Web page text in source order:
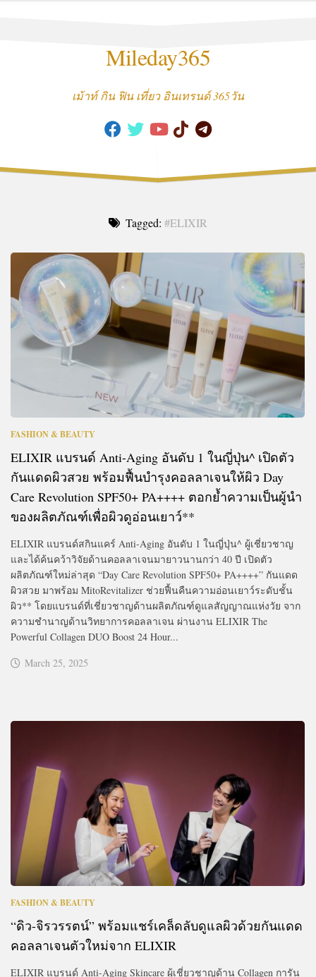
Mileday365
เม้าท์ กิน ฟิน เที่ยว อินเทรนด์ 365วัน
Tagged: #ELIXIR
FASHION & BEAUTY
ELIXIR แบรนด์ Anti-Aging อันดับ 1 ในญี่ปุ่น^ เปิดตัว
กันแดดผิวสวย พร้อมฟื้นบำรุงคอลลาเจนให้ผิว Day
Care Revolution SPF50+ PA++++ ตอกย้ำความเป็นผู้นำ
ของผลิตภัณฑ์เพื่อผิวดูอ่อนเยาว์**
ELIXIR แบรนด์สกินแคร์ Anti-Aging อันดับ 1 ในญี่ปุ่น^ ผู้เชี่ยวชาญ
และได้ค้นคว้าวิจัยด้านคอลลาเจนมายาวนานกว่า 40 ปี เปิดตัว
ผลิตภัณฑ์ใหม่ล่าสุด “Day Care Revolution SPF50+ PA++++” กันแดด
ผิวสวย มาพร้อม MitoRevitalizer ช่วยฟื้นคืนความอ่อนเยาว์ระดับชั้น
ผิว** โดยแบรนด์ที่เชี่ยวชาญด้านผลิตภัณฑ์ดูแลสัญญาณแห่งวัย จาก
ความชำนาญด้านวิทยาการคอลลาเจน ผ่านงาน ELIXIR The
Powerful Collagen DUO Boost 24 Hour...
March 25, 2025
FASHION & BEAUTY
“ดิว-จิรวรรตน์” พร้อมแชร์เคล็ดลับดูแลผิวด้วยกันแดด
คอลลาเจนตัวใหม่จาก ELIXIR
ELIXIR แบรนด์ Anti-Aging Skincare ผู้เชี่ยวชาญด้าน Collagen การัน